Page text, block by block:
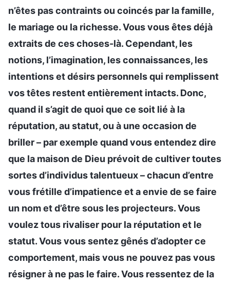
n’êtes pas contraints ou coincés par la famille,
le mariage ou la richesse. Vous vous êtes déjà
extraits de ces choses-là. Cependant, les
notions, l’imagination, les connaissances, les
intentions et désirs personnels qui remplissent
vos têtes restent entièrement intacts. Donc,
quand il s’agit de quoi que ce soit lié à la
réputation, au statut, ou à une occasion de
briller – par exemple quand vous entendez dire
que la maison de Dieu prévoit de cultiver toutes
sortes d’individus talentueux – chacun d’entre
vous frétille d’impatience et a envie de se faire
un nom et d’être sous les projecteurs. Vous
voulez tous rivaliser pour la réputation et le
statut. Vous vous sentez gênés d’adopter ce
comportement, mais vous ne pouvez pas vous
résigner à ne pas le faire. Vous ressentez de la